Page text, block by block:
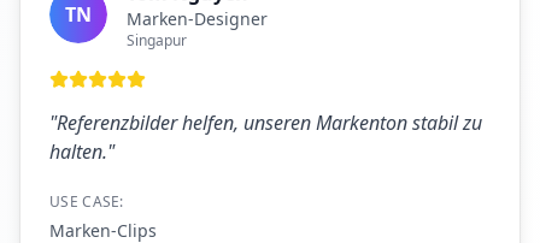
TN Marken-Designer
Singapur
"Referenzbilder helfen, unseren Markenton stabil zu
halten."
USE CASE:
Marken-Clips